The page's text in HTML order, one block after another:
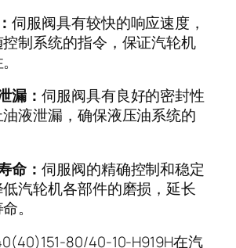
伺服阀具有较快的响应速度，
制系统的指令，保证汽轮机
漏：伺服阀具有良好的密封性
液泄漏，确保液压油系统的
命：伺服阀的精确控制和稳定
汽轮机各部件的磨损，延长
。
80/40-10-H919H在汽